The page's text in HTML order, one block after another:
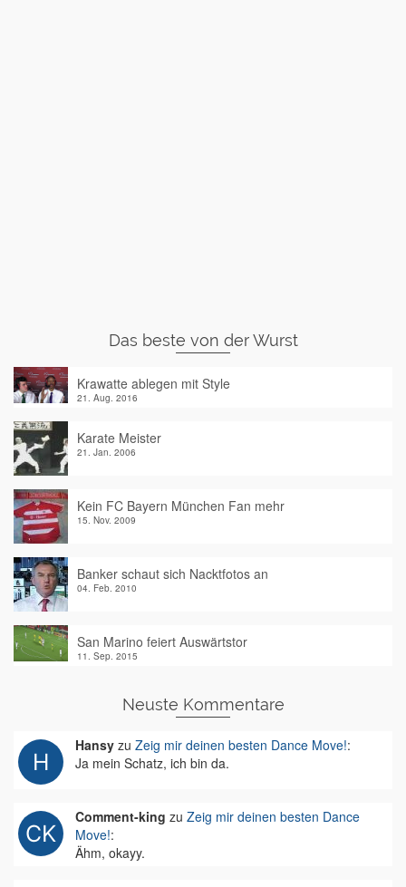
Das beste von der Wurst
Krawatte ablegen mit Style
21. Aug. 2016
Karate Meister
21. Jan. 2006
Kein FC Bayern München Fan mehr
15. Nov. 2009
Banker schaut sich Nacktfotos an
04. Feb. 2010
San Marino feiert Auswärtstor
11. Sep. 2015
Neuste Kommentare
Hansy zu Zeig mir deinen besten Dance Move!:
Ja mein Schatz, ich bin da.
Comment-king zu Zeig mir deinen besten Dance
Move!:
Ähm, okayy.